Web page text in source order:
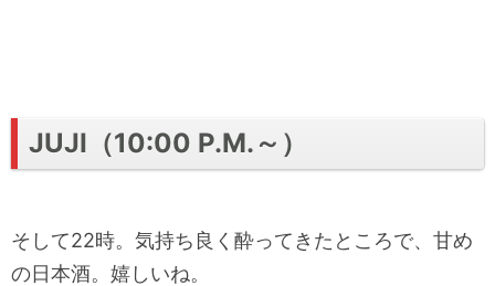
JUJI（10:00 P.M.～）
そして22時。気持ち良く酔ってきたところで、甘め
の日本酒。嬉しいね。